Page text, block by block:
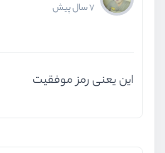
7 سال پیش
این یعنی رمز موفقیت